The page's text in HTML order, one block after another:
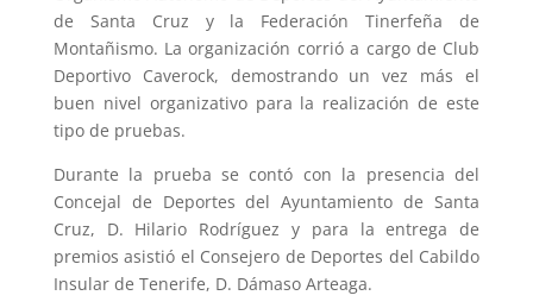
de Santa Cruz y la Federación Tinerfeña de
Montañismo. La organización corrió a cargo de Club
Deportivo Caverock, demostrando un vez más el
buen nivel organizativo para la realización de este
tipo de pruebas.
Durante la prueba se contó con la presencia del
Concejal de Deportes del Ayuntamiento de Santa
Cruz, D. Hilario Rodríguez y para la entrega de
premios asistió el Consejero de Deportes del Cabildo
Insular de Tenerife, D. Dámaso Arteaga.